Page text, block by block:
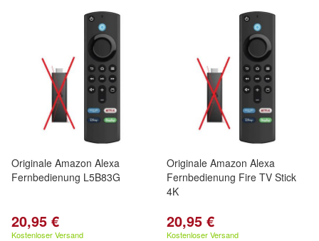
Originale Amazon Alexa
Fernbedienung L5B83G
20,95 €
Kostenloser Versand
Originale Amazon Alexa
Fernbedienung Fire TV Stick
4K
20,95 €
Kostenloser Versand